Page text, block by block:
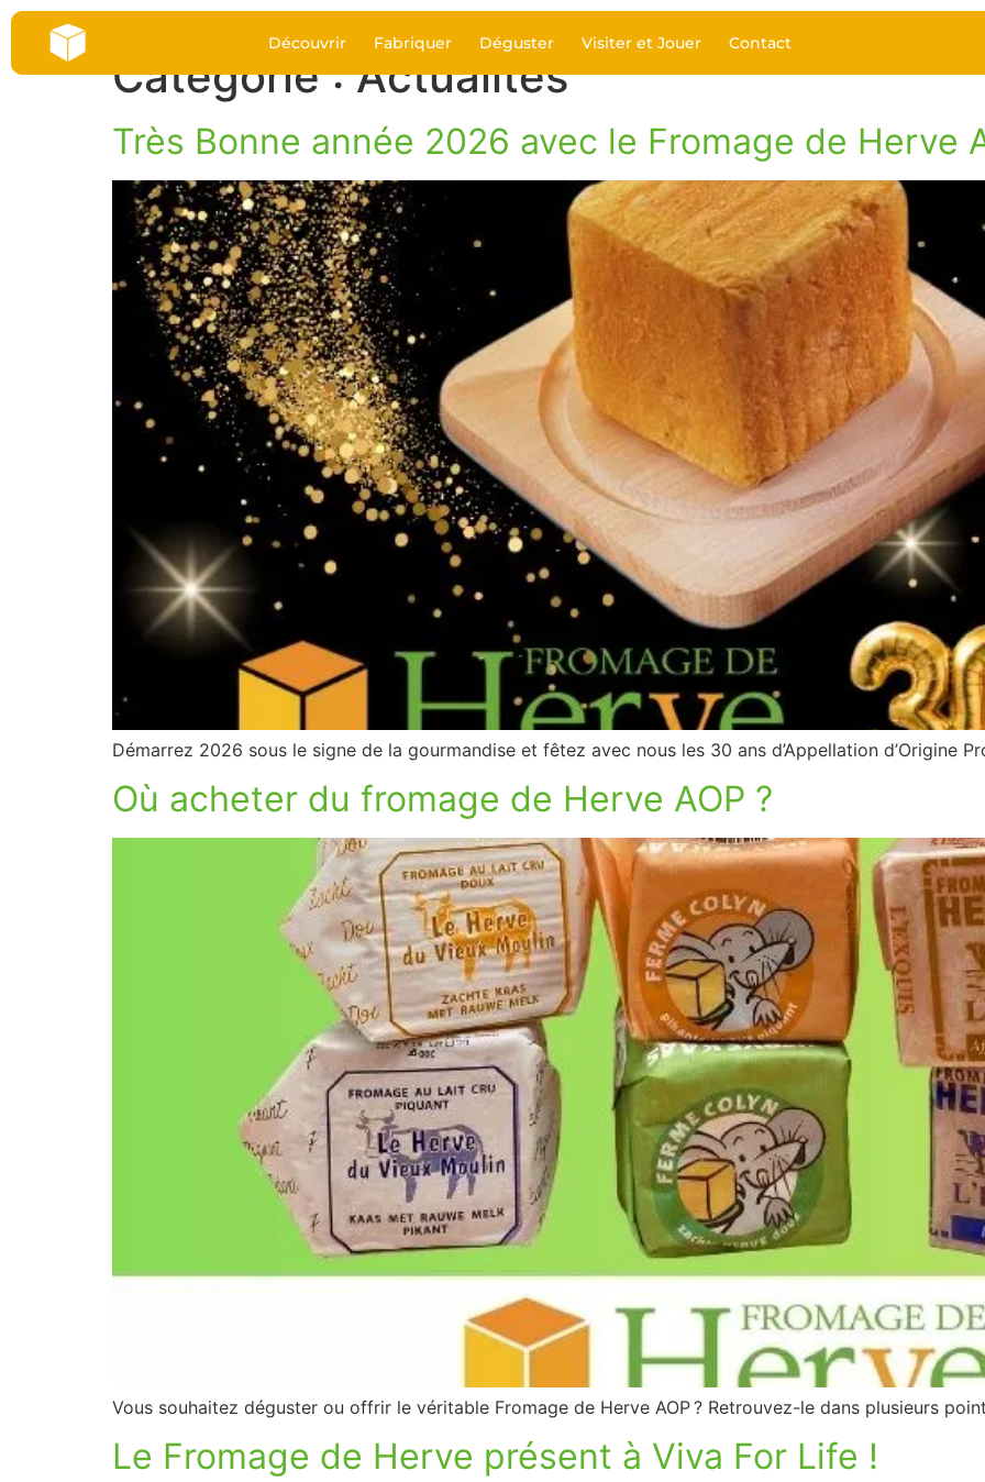
Découvrir Fabriquer Déguster Visiter et Jouer Contact
Catégorie :Actualités
Très Bonne année 2026 avec le Fromage de Herve
Démarrez 2026 sous le signe de la gourmandise et fêtez avec nous les 30 ans d’Appellation d’Origine
Où acheter du fromage de Herve AOP ?
Vous souhaitez déguster ou offrir le véritable Fromage de Herve AOP ? Retrouvez-le dans plusieurs
Le Fromage de Herve présent à Viva For Life !